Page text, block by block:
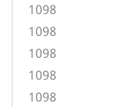
1098
1098
1098
1098
1098